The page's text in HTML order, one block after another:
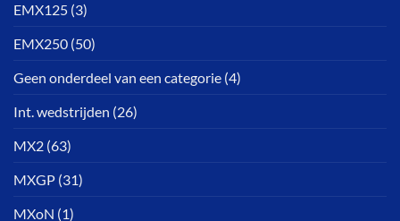
EMX125 (3)
EMX250 (50)
Geen onderdeel van een categorie (4)
Int. wedstrijden (26)
MX2 (63)
MXGP (31)
MXoN (1)